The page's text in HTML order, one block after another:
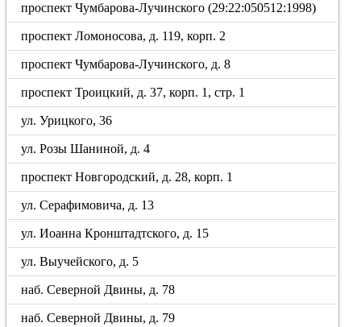
проспект Чумбарова-Лучинского (29:22:050512:1998)
проспект Ломоносова, д. 119, корп. 2
проспект Чумбарова-Лучинского, д. 8
проспект Троицкий, д. 37, корп. 1, стр. 1
ул. Урицкого, 36
ул. Розы Шаниной, д. 4
проспект Новгородский, д. 28, корп. 1
ул. Серафимовича, д. 13
ул. Иоанна Кронштадтского, д. 15
ул. Выучейского, д. 5
наб. Северной Двины, д. 78
наб. Северной Двины, д. 79